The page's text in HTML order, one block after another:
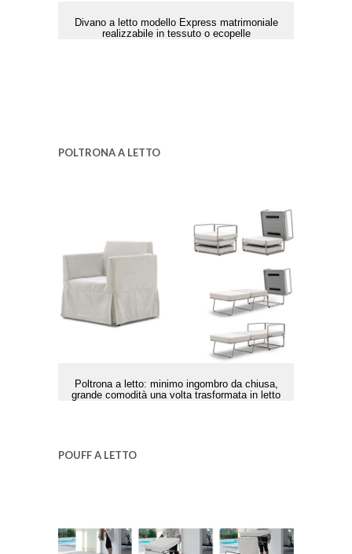
Divano a letto modello Express matrimoniale
realizzabile in tessuto o ecopelle
POLTRONA A LETTO
Poltrona a letto: minimo ingombro da chiusa,
grande comodità una volta trasformata in letto
POUFF A LETTO